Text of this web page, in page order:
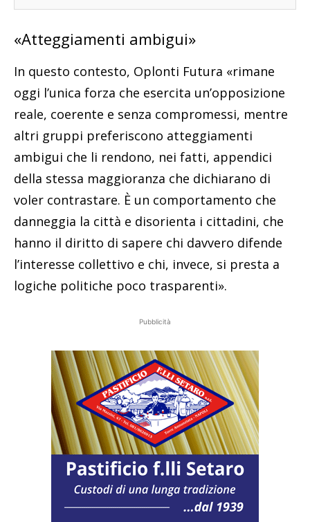
«Atteggiamenti ambigui»
In questo contesto, Oplonti Futura «rimane
oggi l’unica forza che esercita un’opposizione
reale, coerente e senza compromessi, mentre
altri gruppi preferiscono atteggiamenti
ambigui che li rendono, nei fatti, appendici
della stessa maggioranza che dichiarano di
voler contrastare. È un comportamento che
danneggia la città e disorienta i cittadini, che
hanno il diritto di sapere chi davvero difende
l’interesse collettivo e chi, invece, si presta a
logiche politiche poco trasparenti».
Pubblicità